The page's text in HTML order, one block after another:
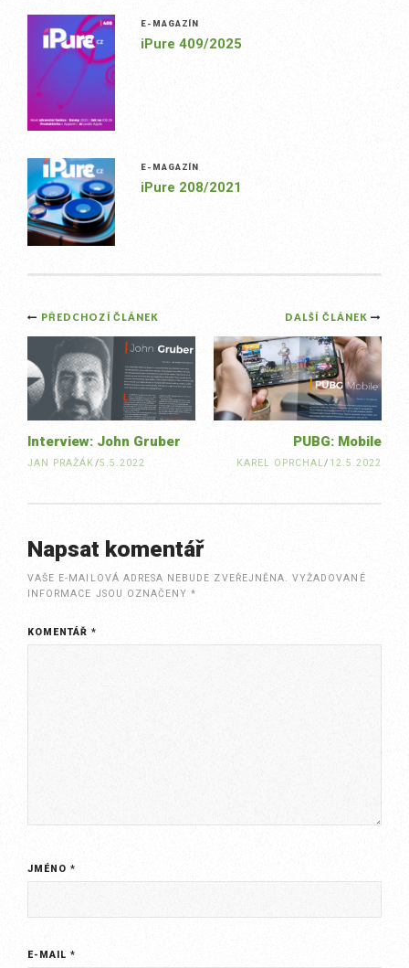
E-MAGAZÍN
iPure 409/2025
E-MAGAZÍN
iPure 208/2021
Post
navigation
DALŠÍ ČLÁNEK
PUBG: Mobile
KAREL OPRCHAL/ 12.5.2022
PŘEDCHOZÍ ČLÁNEK
Interview: John Gruber
JAN PRAŽÁK/5.5.2022
Napsat komentář
VAŠE E-MAILOVÁ ADRESA NEBUDE ZVEŘEJNĚNA. VYŽADOVANÉ
INFORMACE JSOU OZNAČENY*
KOMENTÁŘ*
JMÉNO*
E-MAIL*